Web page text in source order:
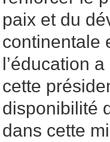
paix et du
continentale
l’éducation
cette
disponibilité
dans cette